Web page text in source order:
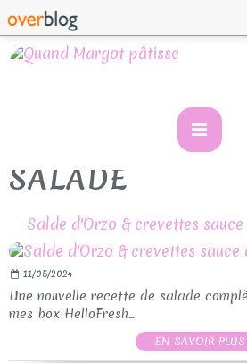
SALADE
Salde d'Orzo & crevettes
11/05/2024
Une nouvelle recette de salade
mes box HelloFresh...
EN SAVOIR PLUS